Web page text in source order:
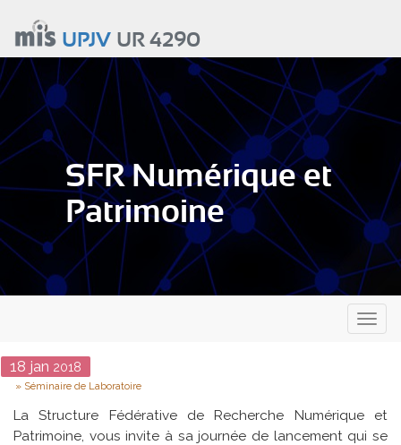
contenu
principal
UPJVUR 4290
SFR Numérique et
Patrimoine
Date
18 jan 2018
Type
Séminaire de Laboratoire
La Structure Fédérative de Recherche Numérique et
Patrimoine, vous invite à sa journée de lancement qui se